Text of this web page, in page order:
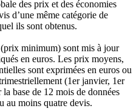
des prix et des économies
d’une même catégorie de
ils sont obtenus.
minimum) sont mis à jour
en euros. Les prix moyens,
sont exprimées en euros ou
(1er janvier, 1er
base de 12 mois de données
au moins quatre devis.